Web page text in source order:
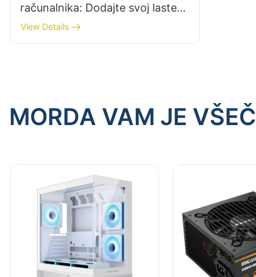
računalnika: Dodajte svoj lasten
pridih
View Details
MORDA VAM JE VŠEČ